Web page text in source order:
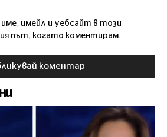
имейл и уебсайт в този
път, когато коментирам.